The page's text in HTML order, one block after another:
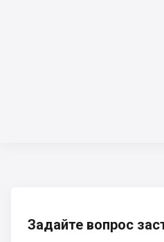
Задайте вопрос